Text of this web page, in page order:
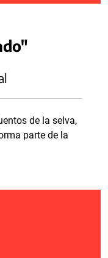
de la selva,
parte de la